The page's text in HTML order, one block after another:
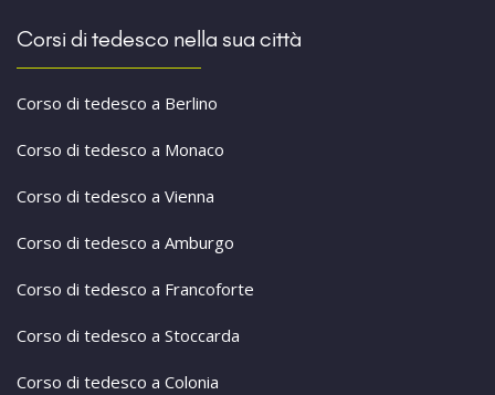
Corsi di tedesco nella sua città
Corso di tedesco a Berlino
Corso di tedesco a Monaco
Corso di tedesco a Vienna
Corso di tedesco a Amburgo
Corso di tedesco a Francoforte
Corso di tedesco a Stoccarda
Corso di tedesco a Colonia